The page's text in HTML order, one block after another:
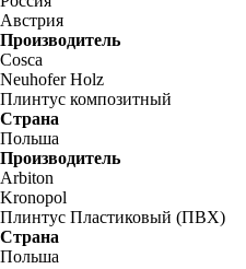
Австрия
Производитель
Cosca
Neuhofer Holz
Плинтус композитный
Страна
Польша
Производитель
Arbiton
Kronopol
Плинтус Пластиковый (ПВХ)
Страна
Польша